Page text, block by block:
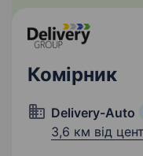
Комірник
Delivery-Auto
3,6 км від